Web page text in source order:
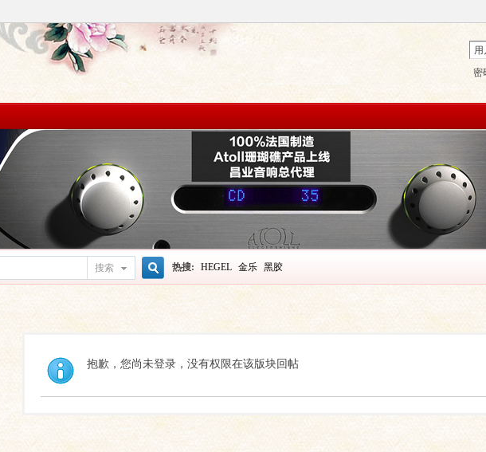
密
搜索
搜
索
热搜: HEGEL 金乐 黑胶
抱歉，您尚未登录，没有权限在该版块回帖